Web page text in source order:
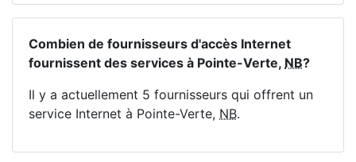
Combien de fournisseurs d'accès Internet
fournissent des services à Pointe-Verte, NB?
Il y a actuellement 5 fournisseurs qui offrent un
service Internet à Pointe-Verte, NB.